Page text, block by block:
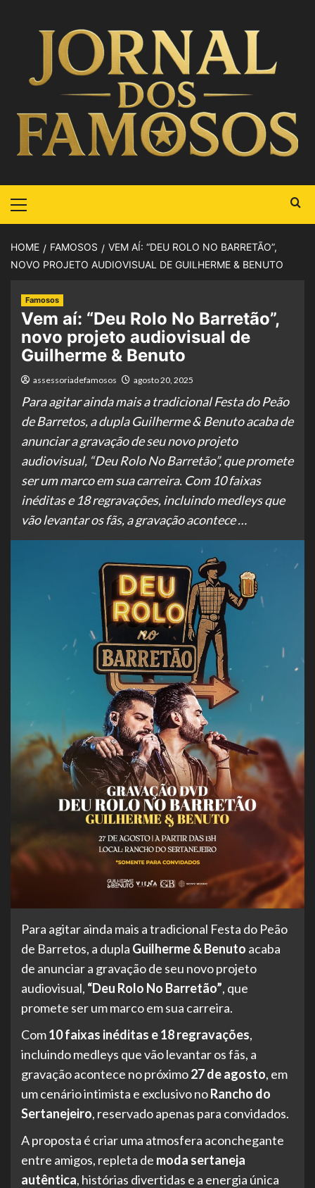
HOME FAMOSOS
VEM AÍ: “DEU ROLO NO BARRETÃO”,
NOVO PROJETO AUDIOVISUAL DE GUILHERME & BENUTO
Famosos
Vem aí: “Deu Rolo No Barretão”,
novo projeto audiovisual de
Guilherme & Benuto
assessoriadefamosos agosto 20, 2025
Para agitar ainda mais a tradicional Festa do Peão
de Barretos, a dupla Guilherme & Benuto acaba de
anunciar a gravação de seu novo projeto
audiovisual, “Deu Rolo No Barretão”, que promete
ser um marco em sua carreira. Com 10 faixas
inéditas e 18 regravações, incluindo medleys que
vão levantar os fãs, a gravação acontece …
Para agitar ainda mais a tradicional Festa do Peão
de Barretos, a dupla Guilherme & Benuto acaba
de anunciar a gravação de seu novo projeto
audiovisual, “Deu Rolo No Barretão”, que
promete ser um marco em sua carreira.
Com10 faixas inéditas e 18 regravações,
incluindo medleys que vão levantar os fãs, a
gravação acontece no próximo27 de agosto, em
um cenário intimista e exclusivo noRancho do
Sertanejeiro, reservado apenas para convidados.
A proposta é criar uma atmosfera aconchegante
entre amigos, repleta de moda sertaneja
autêntica, histórias divertidas e a energia única